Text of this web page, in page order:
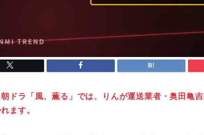
ドラ「風、薫る」では、りんが運送業者・奥田亀
ます。